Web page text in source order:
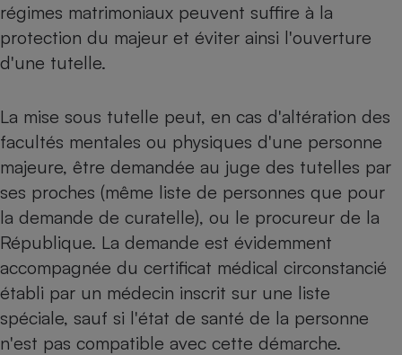
régimes matrimoniaux peuvent suffire à la
protection du majeur et éviter ainsi l'ouverture
d'une tutelle.
La mise sous tutelle peut, en cas d'altération des
facultés mentales ou physiques d'une personne
majeure, être demandée au juge des tutelles par
ses proches (même liste de personnes que pour
la demande de curatelle), ou le procureur de la
République. La demande est évidemment
accompagnée du certificat médical circonstancié
établi par un médecin inscrit sur une liste
spéciale, sauf si l'état de santé de la personne
n'est pas compatible avec cette démarche.
Lave-linge
Plaque de cuisson à
induction
Téléviseur
Téléphone mobile -
Smartphone
Radiateur électrique
Antimoustique